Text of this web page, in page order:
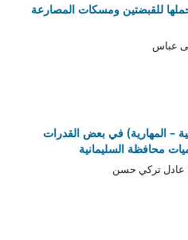
للقبضتين ومسكات المصارعة
عباس
– المهارية) في بعض القدرات
محافظة السليمانية
عادل تركي حسن